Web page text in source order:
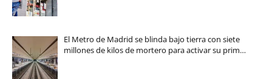
El Metro de Madrid se blinda bajo tierra con siete
millones de kilos de mortero para activar su prim…